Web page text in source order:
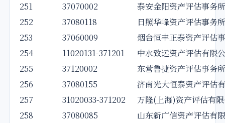
251
37070002
泰安金阳资产评估事务所
252
37080118
日照华峰资产评估事务所
253
37060009
烟台恒丰正泰资产评估
254
11020131-371201
中水致远资产评估有限
255
37120002
东营鲁捷资产评估事务所
256
37080155
济南光大恒泰资产评估
257
31020033-371202
万隆(上海)资产评估有
258
37080085
山东新广信资产评估有